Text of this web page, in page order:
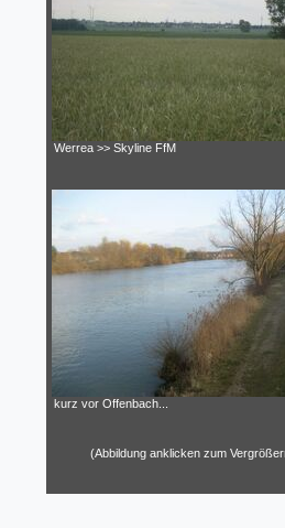
Werrea >> Skyline FfM
kurz vor Offenbach...
(Abbildung anklicken zum